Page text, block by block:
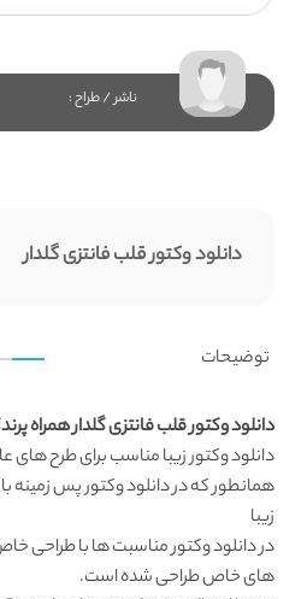
ناشر / طراح :
دانلود وکتور قلب فانتزی گلدار
توضیحات
دانلود وکتور قلب فانتزی گلدار همراه
دانلود وکتورزیبا مناسب برای طرح های
همانطور که دردانلود وکتور پس زمینه
زیبا
دردانلود وکتور مناسبت هابا طراحی
های خاص طراحی شده است.